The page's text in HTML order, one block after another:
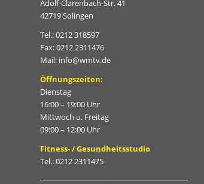
Adolf-Clarenbach-Str. 41
42719 Solingen
Tel.: 0212 318597
Fax: 0212 2311476
Mail: info@wmtv.de
Öffnungszeiten:
Dienstag
16:00 – 19:00 Uhr
Mittwoch u. Freitag
09:00 – 12:00 Uhr
Fitness- / Gesundheitsstudio
Tel.: 0212 2311475